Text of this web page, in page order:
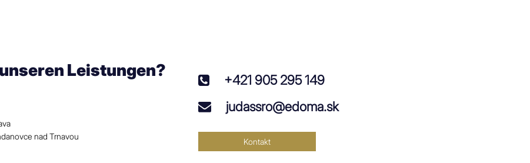
Leistungen?
nad Trnavou
+421 905 295 149
judassro@edoma.sk
Kontakt